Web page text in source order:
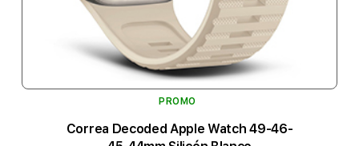
PROMO
Correa Decoded Apple Watch 49-46-